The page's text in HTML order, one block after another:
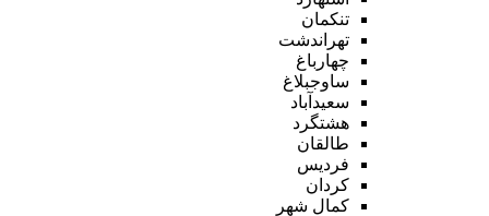
تنکمان
تهراندشت
چهارباغ
ساوجبلاغ
سعیدآباد
هشتگرد
طالقان
فردیس
کردان
کمال شهر